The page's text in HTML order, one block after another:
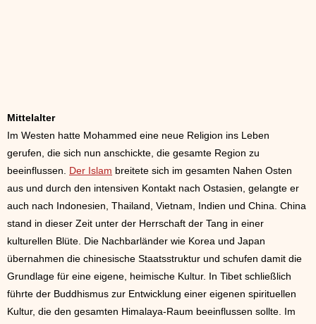
Mittelalter
Im Westen hatte Mohammed eine neue Religion ins Leben
gerufen, die sich nun anschickte, die gesamte Region zu
beeinflussen. Der Islam breitete sich im gesamten Nahen Osten
aus und durch den intensiven Kontakt nach Ostasien, gelangte er
auch nach Indonesien, Thailand, Vietnam, Indien und China. China
stand in dieser Zeit unter der Herrschaft der Tang in einer
kulturellen Blüte. Die Nachbarländer wie Korea und Japan
übernahmen die chinesische Staatsstruktur und schufen damit die
Grundlage für eine eigene, heimische Kultur. In Tibet schließlich
führte der Buddhismus zur Entwicklung einer eigenen spirituellen
Kultur, die den gesamten Himalaya-Raum beeinflussen sollte. Im